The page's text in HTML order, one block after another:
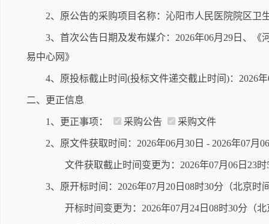
2、原公告的采购项目名称：沁阳市人民医院院区卫
3、首次公告日期及发布媒介：2026年06月29日、
易中心网》
4、原投标截止时间(投标文件递交截止时间)：2026
二、更正信息
1、更正事项： 采购公告 采购文件
2、原文件获取时间：2026年06月30日 - 2026年07月
文件获取截止时间变更为：2026年07月06日23
3、原开标时间：2026年07月20日08时30分（北京时
开标时间变更为：2026年07月24日08时30分（